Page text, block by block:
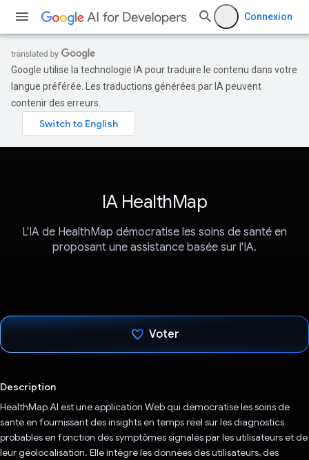
Connexion
Google utilise la technologie IA pour traduire le contenu dans votre
langue préférée. Les traductions générées par IA peuvent
contenir des erreurs.
IA HealthMap
L'IA de HealthMap démocratise les soins de santé en
proposant une assistance basée sur l'IA.
Voter
Description
HealthMap AI est une application Web qui démocratise les soins de
santé en fournissant des insights en temps réel sur les diagnostics
probables en fonction des symptômes signalés par les utilisateurs et de
leur géolocalisation. Elle intègre les données des utilisateurs, des